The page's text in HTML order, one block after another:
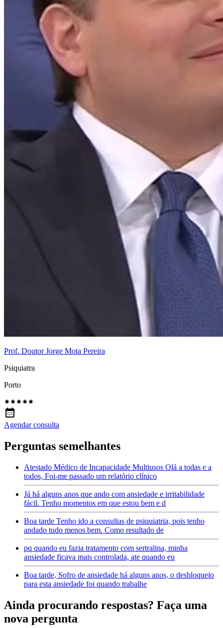
Prof. Doutor Jorge Mota Pereira
Psiquiatra
Porto
Agendar consulta
Perguntas semelhantes
Atestado Médico de Incapacidade Multiusos Olá a todas e a
todos, Foi-me passado um relatório clínico
Já há alguns anos que ando com ansiedade e irritabilidade
fácil. Tenho momentos em que estou bem e d
Boa tarde Tenho ido a consultas de psiquiatria, pois tenho
andado tudo menos bem. Como resultado de
pq quando eu fazia tratamento com sertralina, minha
ansiedade ficava mais controlada, ate quando eu
Boa tarde, Sofro de ansiedade há alguns anos, o desbloqueio
para esta ansiedade foi quando trabalhe
Ainda procurando respostas? Faça uma
nova pergunta